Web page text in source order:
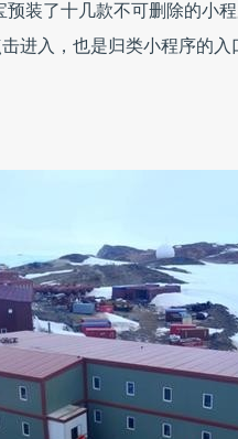
装了十几款不可删除的小
进入，也是归类小程序的